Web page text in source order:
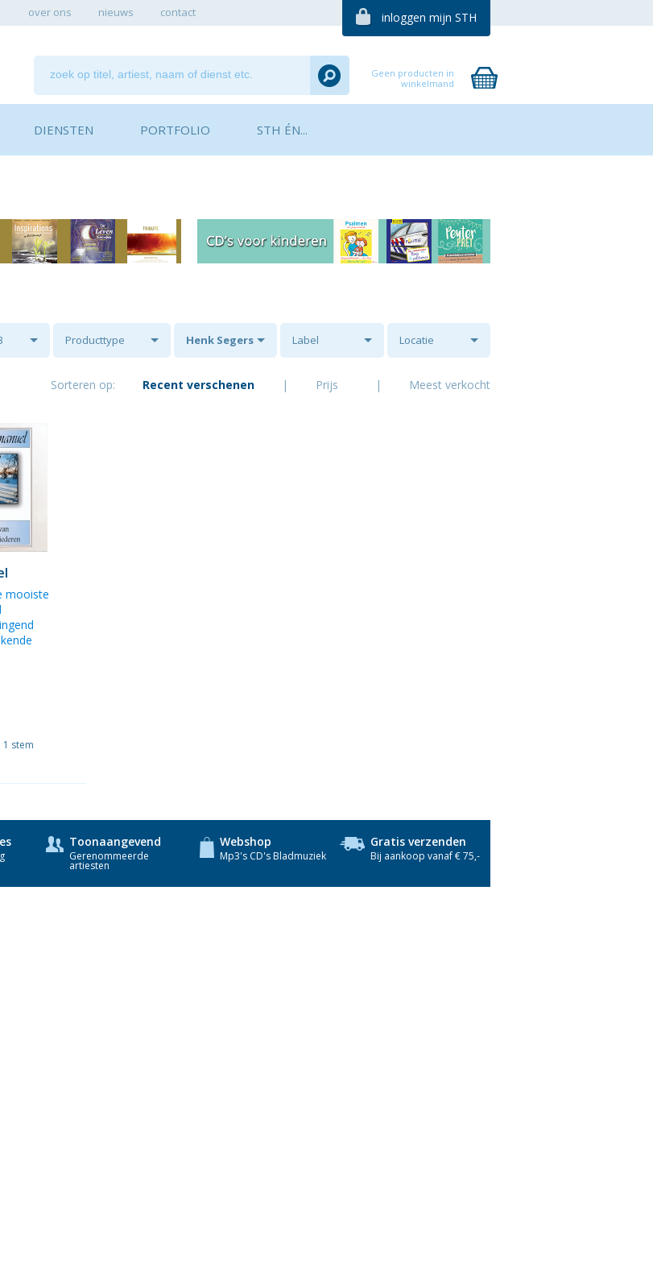
over ons nieuws contact inloggen mijn STH
Geen producten in
winkelmand
DIENSTEN PORTFOLIO STH ÉN...
Producttype Henk Segers Label Locatie
Sorteren op: Recent verschenen | Prijs | Meest verkocht
mooiste
1 stem
Toonaangevend
Gerenommeerde
artiesten
Webshop
Mp3's CD's Bladmuziek
Gratis verzenden
Bij aankoop vanaf € 75,-